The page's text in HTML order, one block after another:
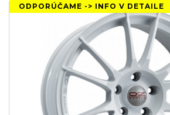
ODPORÚČAME -> INFO V DETAILE